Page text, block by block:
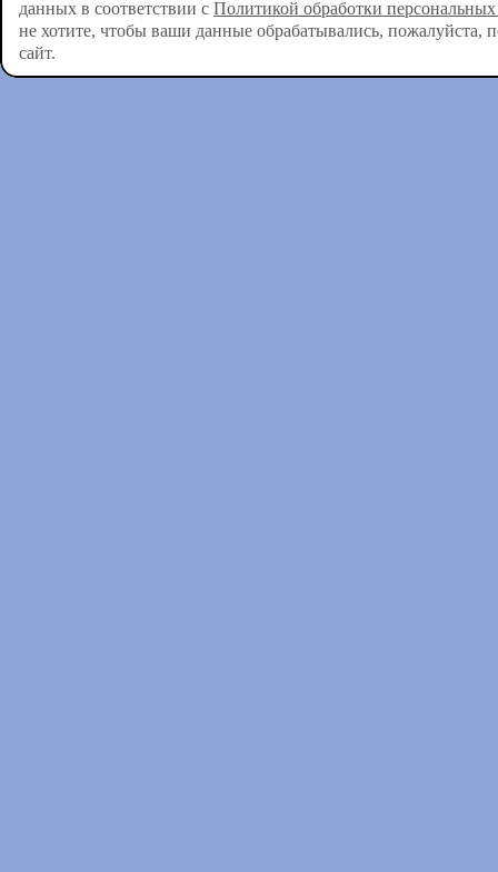
данных в соответствии с Политикой обработки
не хотите, чтобы ваши данные обрабатывались, пожалуйста,
сайт.